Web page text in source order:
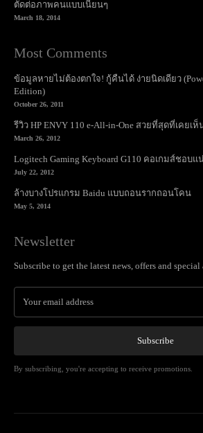
ตัดต่อภาพคนแบบเนียนๆ
March 18, 2014
Most Comments
ข้อมูลหายไม่ต้องตกใจ! กู้คืนได้ ง่ายนิดเดียว
Edition)
October 26, 2011
รีวิว HP ENVY 110 e-All-in-One สวยที่สุดที่เคย
March 26, 2012
Logitech Gaming Keyboard G110 คอเกมส์ชอบแ
July 22, 2012
ล้างบางโปรแกรม Baidu แบบถอนรากถอนโคน
May 5, 2014
Newsletter
Subscribe to get the latest news, offers and special
Subscribe
By subscribing, you're accepting to receive promotions.